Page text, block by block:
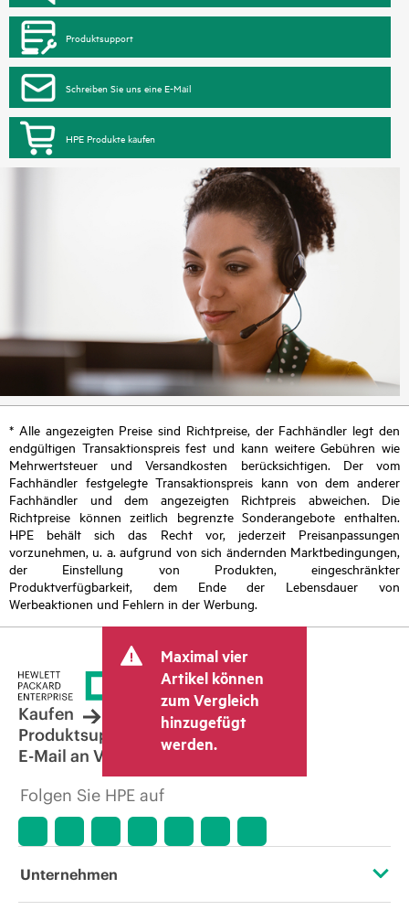
Produktsupport
Schreiben Sie uns eine E-Mail
HPE Produkte kaufen
* Alle angezeigten Preise sind Richtpreise, der Fachhändler legt den
endgültigen Transaktionspreis fest und kann weitere Gebühren wie
Mehrwertsteuer und Versandkosten berücksichtigen. Der vom
Fachhändler festgelegte Transaktionspreis kann von dem anderer
Fachhändler und dem angezeigten Richtpreis abweichen. Die
Richtpreise können zeitlich begrenzte Sonderangebote enthalten.
HPE behält sich das Recht vor, jederzeit Preisanpassungen
vorzunehmen, u. a. aufgrund von sich ändernden Marktbedingungen,
der Einstellung von Produkten, eingeschränkter
Produktverfügbarkeit, dem Ende der Lebensdauer von
Werbeaktionen und Fehlern in der Werbung.
Maximal vier
Artikel können
zum Vergleich
hinzugefügt
werden.
Kaufen
Produktsupport
E-Mail an Vertrieb
Folgen Sie HPE auf
Unternehmen